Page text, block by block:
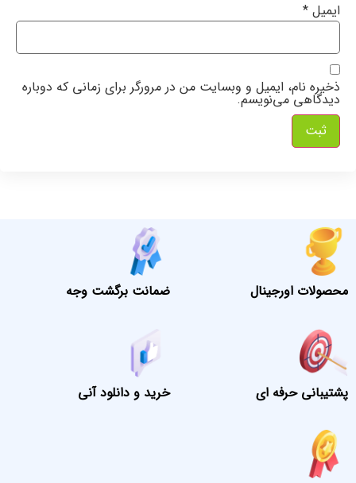
ایمیل *
ذخیره نام، ایمیل و وبسایت من در مرورگر برای زمانی که دوباره
دیدگاهی می‌نویسم.
محصولات اورجینال ضمانت برگشت وجه
پشتیبانی حرفه ای خرید و دانلود آنی